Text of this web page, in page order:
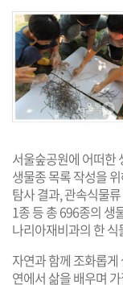
서울숲공원에 어떠한
생물종 목록 작성을
탐사 결과, 관속식물
1종 등 총 696종의 생
나리아재비과의 한
자연과 함께 조화롭
연에서 삶을 배우며